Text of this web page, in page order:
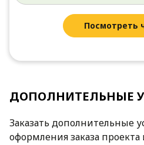
Посмотреть
ДОПОЛНИТЕЛЬНЫЕ
Заказать дополнительные
оформления заказа